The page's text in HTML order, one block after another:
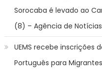
Sorocaba é levado ao
(8) – Agência de Notícias
UEMS recebe inscrições
Português para